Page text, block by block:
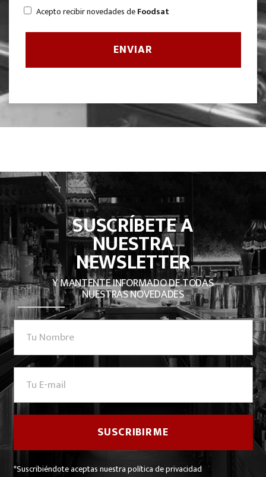
Acepto recibir novedades deFoodsat
SUSCRÍBETE A
NUESTRA
NEWSLETTER
Y MANTENTE INFORMADO DE TODAS
NUESTRAS NOVEDADES
*Suscribiéndote aceptas nuestra política de privacidad